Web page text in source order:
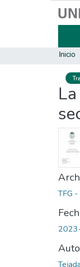
Inicio
TFG